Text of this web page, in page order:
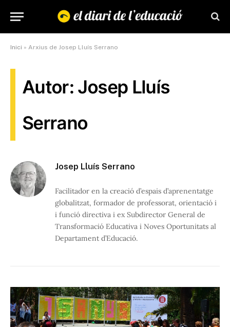
Inici » Arxius de Josep Lluís Serrano
Autor: Josep Lluís
Serrano
Josep Lluís Serrano
Facilitador en la creació d’espais d’aprenentatge
globalitzat, formador de professorat, orientació i
i funció directiva i ex Subdirector General de
Transformació Educativa i Noves Oportunitats al
Departament d’Educació.